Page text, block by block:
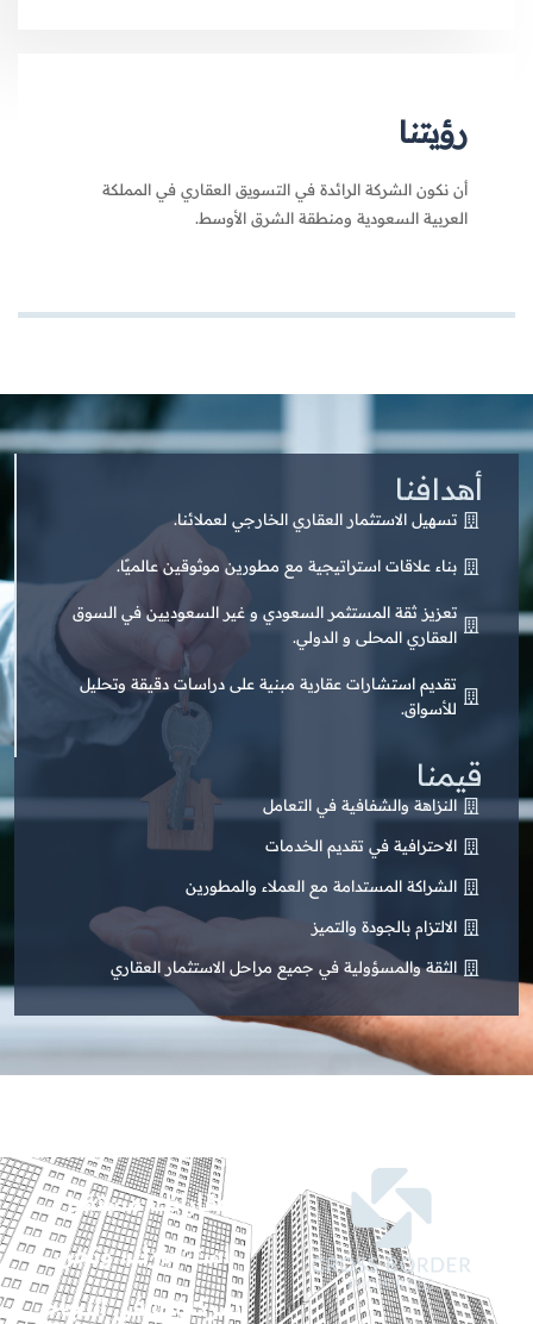
رؤيتنا
أن نكون الشركة الرائدة في التسويق العقاري في المملكة
العربية السعودية ومنطقة الشرق الأوسط.
أهدافنا
تسهيل الاستثمار العقاري الخارجي لعملائنا.
بناء علاقات استراتيجية مع مطورين موثوقين عالميًا.
تعزيز ثقة المستثمر السعودي و غير السعوديين في السوق
العقاري المحلى و الدولي.
تقديم استشارات عقارية مبنية على دراسات دقيقة وتحليل
للأسواق.
قيمنا
النزاهة والشفافية في التعامل
الاحترافية في تقديم الخدمات
الشراكة المستدامة مع العملاء والمطورين
الالتزام بالجودة والتميز
الثقة والمسؤولية في جميع مراحل الاستثمار العقاري
عقاراتك مستقبل
استثمارك، ونحن
شركاؤك في النجاح